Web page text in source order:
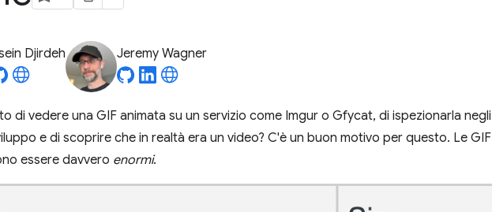
Djirdeh Jeremy Wagner
di vedere una GIF animata su un servizio come Imgur o Gfycat, di ispezionarla negli
e di scoprire che in realtà era un video? C'è un buon motivo per questo. Le GIF
essere davvero enormi.